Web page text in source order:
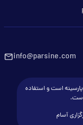
info@parsine.com
است و استفاده
است.
آسام